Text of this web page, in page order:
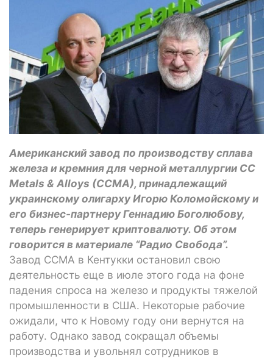
Американский завод по производству сплава
железа и кремния для черной металлургии CC
Metals & Alloys (CCMA), принадлежащий
украинскому олигарху Игорю Коломойскому и
его бизнес-партнеру Геннадию Боголюбову,
теперь генерирует криптовалюту. Об этом
говорится в материале “Радио Свобода”.
Завод CCMA в Кентукки остановил свою
деятельность еще в июле этого года на фоне
падения спроса на железо и продукты тяжелой
промышленности в США. Некоторые рабочие
ожидали, что к Новому году они вернутся на
работу. Однако завод сокращал объемы
производства и увольнял сотрудников в